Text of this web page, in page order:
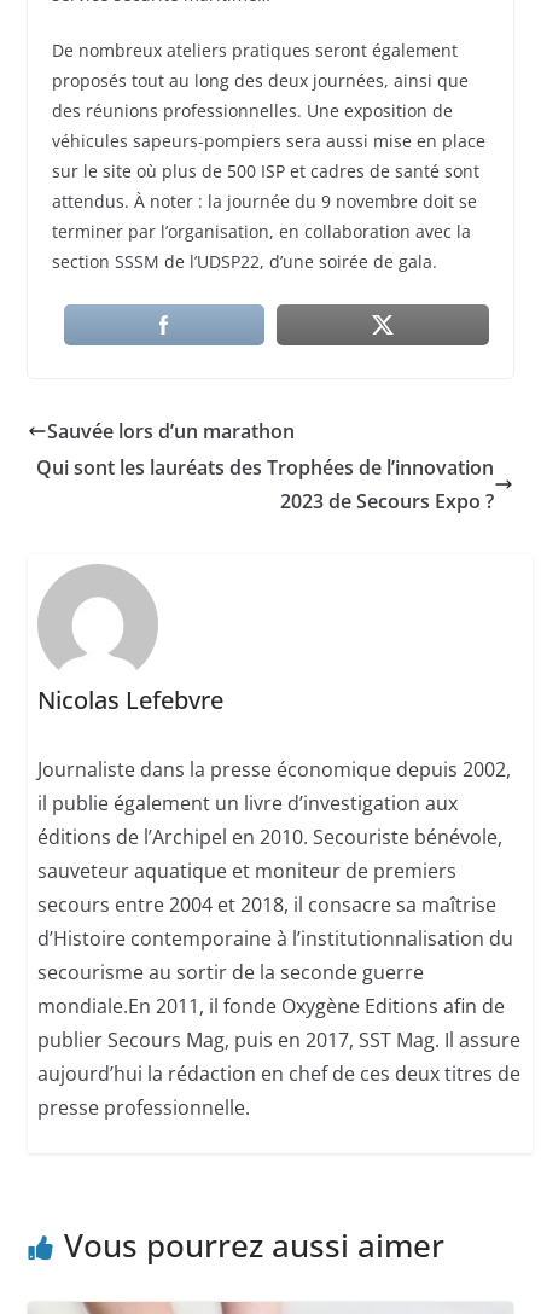
De nombreux ateliers pratiques seront également
proposés tout au long des deux journées, ainsi que
des réunions professionnelles. Une exposition de
véhicules sapeurs-pompiers sera aussi mise en place
sur le site où plus de 500 ISP et cadres de santé sont
attendus. À noter : la journée du 9 novembre doit se
terminer par l’organisation, en collaboration avec la
section SSSM de l’UDSP22, d’une soirée de gala.
Sauvée lors d’un marathon
Qui sont les lauréats des Trophées de l’innovation
2023 de Secours Expo ?
Nicolas Lefebvre
Journaliste dans la presse économique depuis 2002,
il publie également un livre d’investigation aux
éditions de l’Archipel en 2010. Secouriste bénévole,
sauveteur aquatique et moniteur de premiers
secours entre 2004 et 2018, il consacre sa maîtrise
d’Histoire contemporaine à l’institutionnalisation du
secourisme au sortir de la seconde guerre
mondiale.En 2011, il fonde Oxygène Editions afin de
publier Secours Mag, puis en 2017, SST Mag. Il assure
aujourd’hui la rédaction en chef de ces deux titres de
presse professionnelle.
Vous pourrez aussi aimer